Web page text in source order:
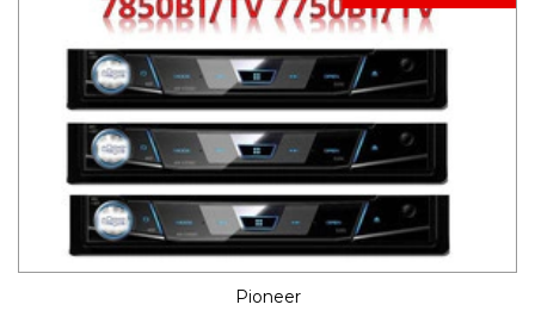
Pioneer